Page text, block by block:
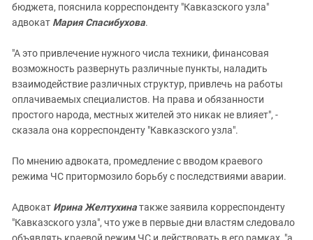
бюджета, пояснила корреспонденту "Кавказского узла"
адвокат Мария Спасибухова.
"А это привлечение нужного числа техники, финансовая
возможность развернуть различные пункты, наладить
взаимодействие различных структур, привлечь на работы
оплачиваемых специалистов. На права и обязанности
простого народа, местных жителей это никак не влияет", -
сказала она корреспонденту "Кавказского узла".
По мнению адвоката, промедление с вводом краевого
режима ЧС притормозило борьбу с последствиями аварии.
Адвокат Ирина Желтухинатакже заявила корреспонденту
"Кавказского узла", что уже в первые дни властям следовало
объявлять краевой режим ЧС и действовать в его рамках, "а